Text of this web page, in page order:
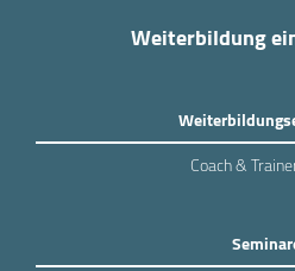
Weiterbildung
Coach &